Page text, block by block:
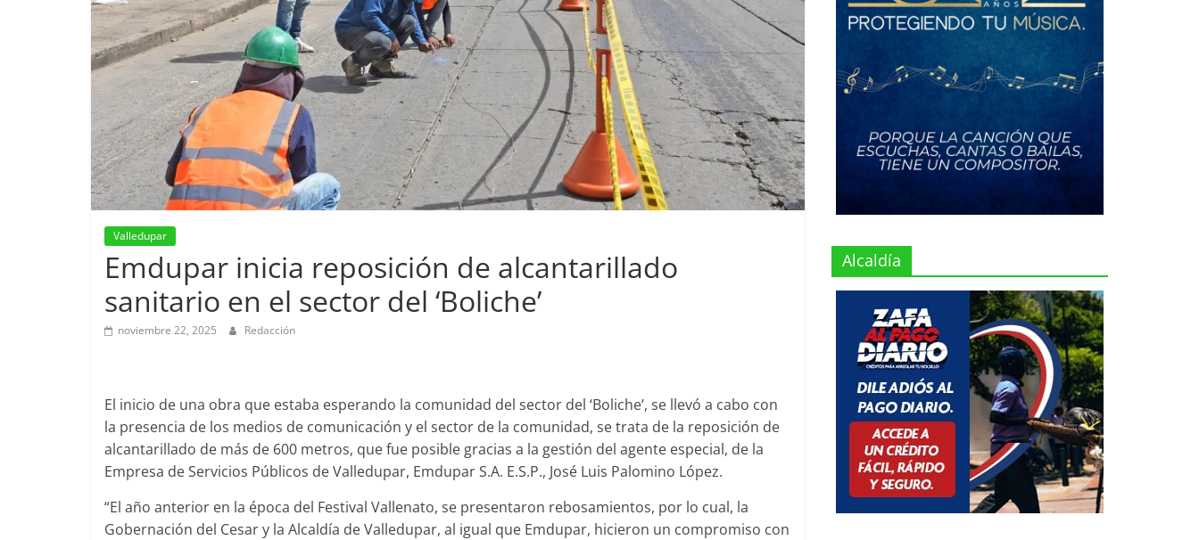
Valledupar
Emdupar inicia reposición de alcantarillado
sanitario en el sector del ‘Boliche’
noviembre 22, 2025 Redacción
El inicio de una obra que estaba esperando la comunidad del sector del ‘Boliche’, se llevó a cabo con
la presencia de los medios de comunicación y el sector de la comunidad, se trata de la reposición de
alcantarillado de más de 600 metros, que fue posible gracias a la gestión del agente especial, de la
Empresa de Servicios Públicos de Valledupar, Emdupar S.A. E.S.P., José Luis Palomino López.
“El año anterior en la época del Festival Vallenato, se presentaron rebosamientos, por lo cual, la
Gobernación del Cesar y la Alcaldía de Valledupar, al igual que Emdupar, hicieron un compromiso con
Alcaldía